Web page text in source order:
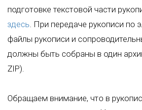
подготовке текстовой части
здесь. При передаче рукописи по
файлы рукописи и
должны быть собраны в один
ZIP).
Обращаем внимание, что в